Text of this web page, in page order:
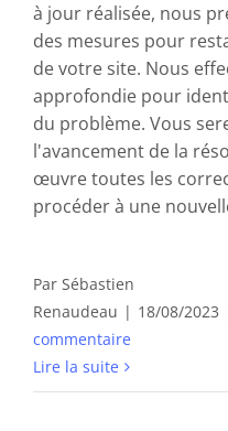
à jour réalisée, nous
des mesures pour
de votre site. Nous
approfondie pour
du problème. Vous
l'avancement de la
œuvre toutes les
procéder à une
Par Sébastien
Renaudeau | 18/08/2023
commentaire
Lire la suite